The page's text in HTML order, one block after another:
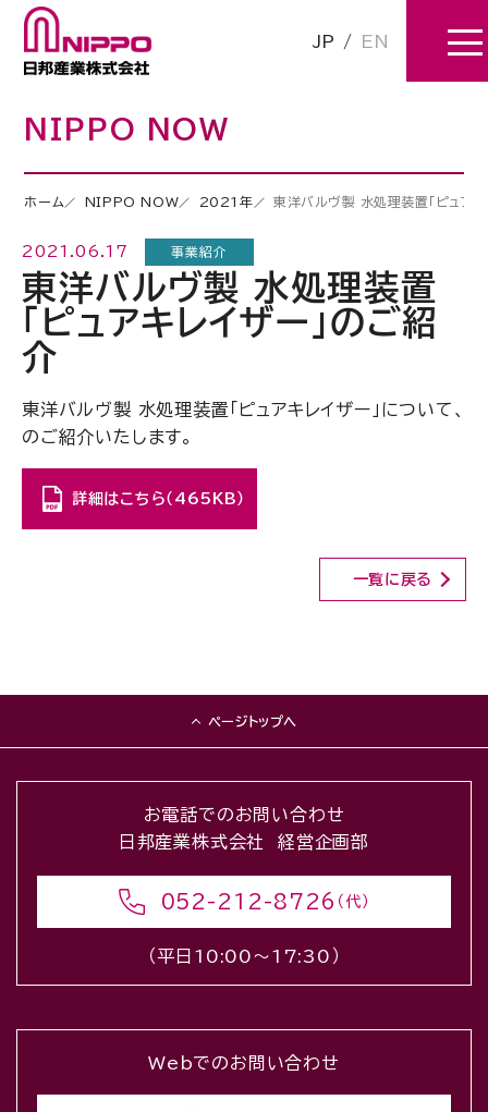
JP / EN
NIPPO NOW
ホーム NIPPO NOW 2021年 東洋バルヴ製 水処理装置「ピュアキ
2021.06.17 事業紹介
東洋バルヴ製 水処理装置
「ピュアキレイザー」のご紹
介
東洋バルヴ製 水処理装置「ピュアキレイザー」について、
のご紹介いたします。
詳細はこちら（465KB）
一覧に戻る
ページトップへ
お電話でのお問い合わせ
日邦産業株式会社 経営企画部
052-212-8726 （代）
（平日10:00〜17:30）
Webでのお問い合わせ